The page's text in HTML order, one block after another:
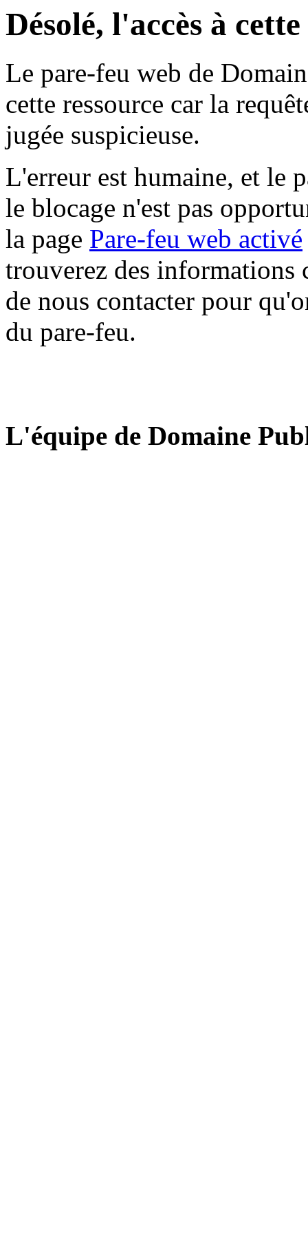
Désolé, l'accès à
Le pare-feu web de
cette ressource car la
jugée suspicieuse.
L'erreur est humaine, et le
le blocage n'est pas
la page Pare-feu web activé
trouverez des informations
de nous contacter pour
du pare-feu.
L'équipe de Domaine